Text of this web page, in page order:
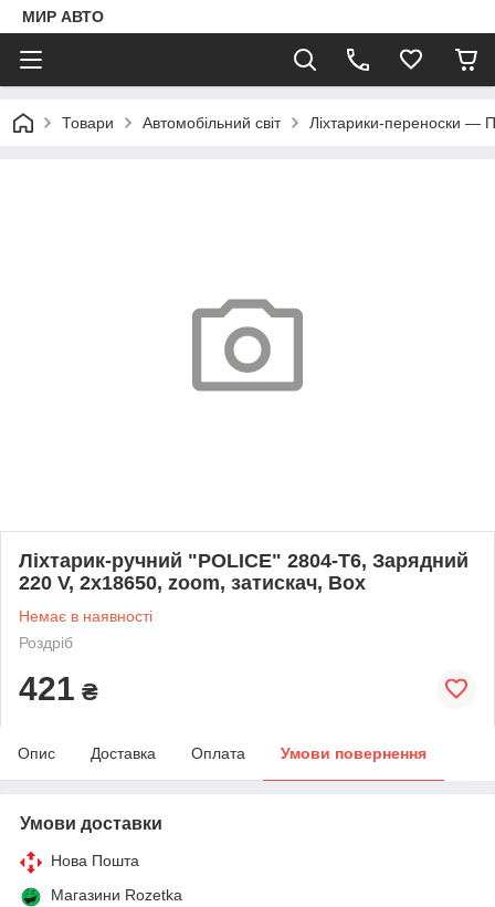
МИР АВТО
Товари Автомобільний світ Ліхтарики-переноски —
Ліхтарик-ручний "POLICE" 2804-T6, Зарядний
220 V, 2x18650, zoom, затискач, Box
Немає в наявності
Роздріб
421 ₴
Опис Доставка Оплата Умови повернення
Умови доставки
Нова Пошта
Магазини Rozetka